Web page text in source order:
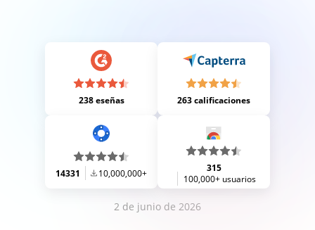
238 eseñas 263 calificaciones
14331 10,000,000+
315
100,000+ usuarios
2 de junio de 2026